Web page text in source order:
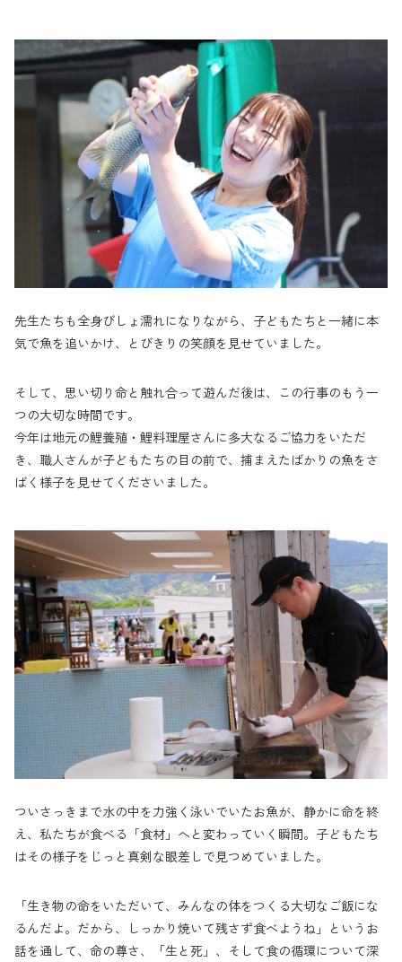
先生たちも全身びしょ濡れになりながら、子どもたちと一緒に本
気で魚を追いかけ、とびきりの笑顔を見せていました。
そして、思い切り命と触れ合って遊んだ後は、この行事のもう一
つの大切な時間です。
今年は地元の鯉養殖・鯉料理屋さんに多大なるご協力をいただ
き、職人さんが子どもたちの目の前で、捕まえたばかりの魚をさ
ばく様子を見せてくださいました。
ついさっきまで水の中を力強く泳いでいたお魚が、静かに命を終
え、私たちが食べる「食材」へと変わっていく瞬間。子どもたち
はその様子をじっと真剣な眼差しで見つめていました。
「生き物の命をいただいて、みんなの体をつくる大切なご飯にな
るんだよ。だから、しっかり焼いて残さず食べようね」というお
話を通して、命の尊さ、「生と死」、そして食の循環について深